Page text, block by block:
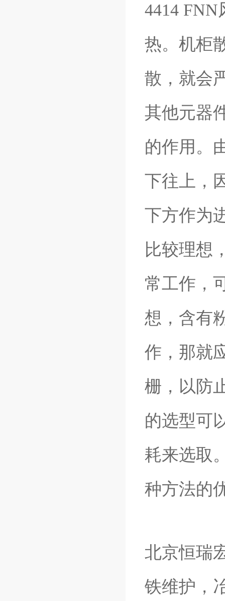
4414 FNN
热。机柜
散，就会
其他元器
的作用。
下往上，
下方作为
比较理想
常工作，
想，含有
作，那就
栅，以防
的选型可
耗来选取
种方法的
北京恒瑞
铁维护，